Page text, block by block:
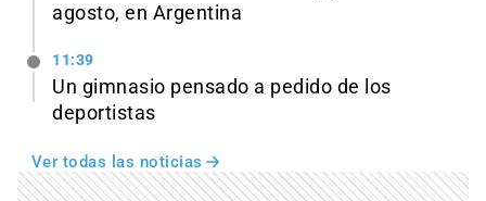
agosto, en Argentina
11:39
Un gimnasio pensado a pedido de los
deportistas
Ver todas las noticias